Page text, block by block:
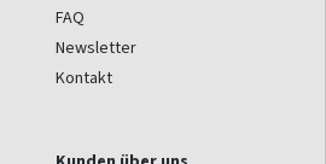
FAQ
Newsletter
Kontakt